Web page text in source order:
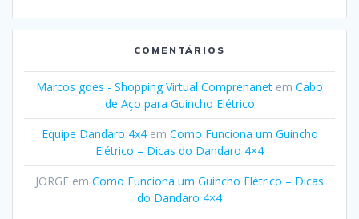
COMENTÁRIOS
Marcos goes - Shopping Virtual Comprenanet em Cabo
de Aço para Guincho Elétrico
Equipe Dandaro 4x4em Como Funciona um Guincho
Elétrico – Dicas do Dandaro 4×4
JORGE em Como Funciona um Guincho Elétrico – Dicas
do Dandaro 4×4